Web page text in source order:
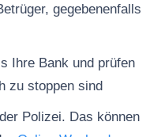
gegebenenfalls
Ihre Bank und prüfen
zu stoppen sind
Polizei. Das können